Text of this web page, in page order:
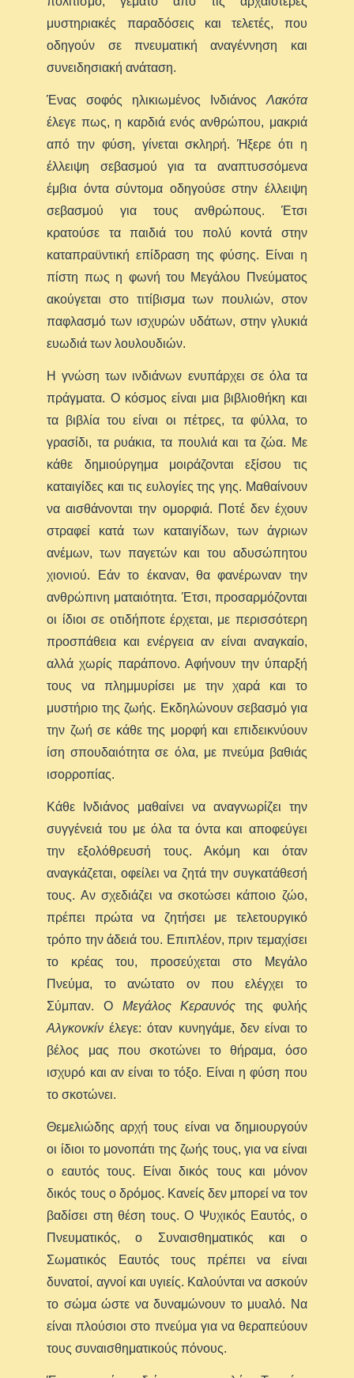
μυστηριακές παραδόσεις και τελετές, που
οδηγούν σε πνευματική αναγέννηση και
συνειδησιακή ανάταση.
Ένας σοφός ηλικιωμένος Ινδιάνος Λακότα
έλεγε πως, η καρδιά ενός ανθρώπου, μακριά
από την φύση, γίνεται σκληρή. Ήξερε ότι η
έλλειψη σεβασμού για τα αναπτυσσόμενα
έμβια όντα σύντομα οδηγούσε στην έλλειψη
σεβασμού για τους ανθρώπους. Έτσι
κρατούσε τα παιδιά του πολύ κοντά στην
καταπραϋντική επίδραση της φύσης. Είναι η
πίστη πως η φωνή του Μεγάλου Πνεύματος
ακούγεται στο τιτίβισμα των πουλιών, στον
παφλασμό των ισχυρών υδάτων, στην γλυκιά
ευωδιά των λουλουδιών.
Η γνώση των ινδιάνων ενυπάρχει σε όλα τα
πράγματα. Ο κόσμος είναι μια βιβλιοθήκη και
τα βιβλία του είναι οι πέτρες, τα φύλλα, το
γρασίδι, τα ρυάκια, τα πουλιά και τα ζώα. Με
κάθε δημιούργημα μοιράζονται εξίσου τις
καταιγίδες και τις ευλογίες της γης. Μαθαίνουν
να αισθάνονται την ομορφιά. Ποτέ δεν έχουν
στραφεί κατά των καταιγίδων, των άγριων
ανέμων, των παγετών και του αδυσώπητου
χιονιού. Εάν το έκαναν, θα φανέρωναν την
ανθρώπινη ματαιότητα. Έτσι, προσαρμόζονται
οι ίδιοι σε οτιδήποτε έρχεται, με περισσότερη
προσπάθεια και ενέργεια αν είναι αναγκαίο,
αλλά χωρίς παράπονο. Αφήνουν την ύπαρξή
τους να πλημμυρίσει με την χαρά και το
μυστήριο της ζωής. Εκδηλώνουν σεβασμό για
την ζωή σε κάθε της μορφή και επιδεικνύουν
ίση σπουδαιότητα σε όλα, με πνεύμα βαθιάς
ισορροπίας.
Κάθε Ινδιάνος μαθαίνει να αναγνωρίζει την
συγγένειά του με όλα τα όντα και αποφεύγει
την εξολόθρευσή τους. Ακόμη και όταν
αναγκάζεται, οφείλει να ζητά την συγκατάθεσή
τους. Αν σχεδιάζει να σκοτώσει κάποιο ζώο,
πρέπει πρώτα να ζητήσει με τελετουργικό
τρόπο την άδειά του. Επιπλέον, πριν τεμαχίσει
το κρέας του, προσεύχεται στο Μεγάλο
Πνεύμα, το ανώτατο ον που ελέγχει το
Σύμπαν. Ο Μεγάλος Κεραυνός της φυλής
Αλγκονκίν έλεγε: όταν κυνηγάμε, δεν είναι το
βέλος μας που σκοτώνει το θήραμα, όσο
ισχυρό και αν είναι το τόξο. Είναι η φύση που
το σκοτώνει.
Θεμελιώδης αρχή τους είναι να δημιουργούν
οι ίδιοι το μονοπάτι της ζωής τους, για να είναι
ο εαυτός τους. Είναι δικός τους και μόνον
δικός τους ο δρόμος. Κανείς δεν μπορεί να τον
βαδίσει στη θέση τους. Ο Ψυχικός Εαυτός, ο
Πνευματικός, ο Συναισθηματικός και ο
Σωματικός Εαυτός τους πρέπει να είναι
δυνατοί, αγνοί και υγιείς. Καλούνται να ασκούν
το σώμα ώστε να δυναμώνουν το μυαλό. Να
είναι πλούσιοι στο πνεύμα για να θεραπεύουν
τους συναισθηματικούς πόνους.